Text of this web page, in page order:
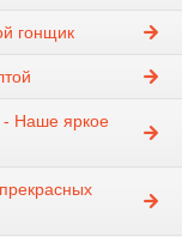
гонщик
- Наше яркое